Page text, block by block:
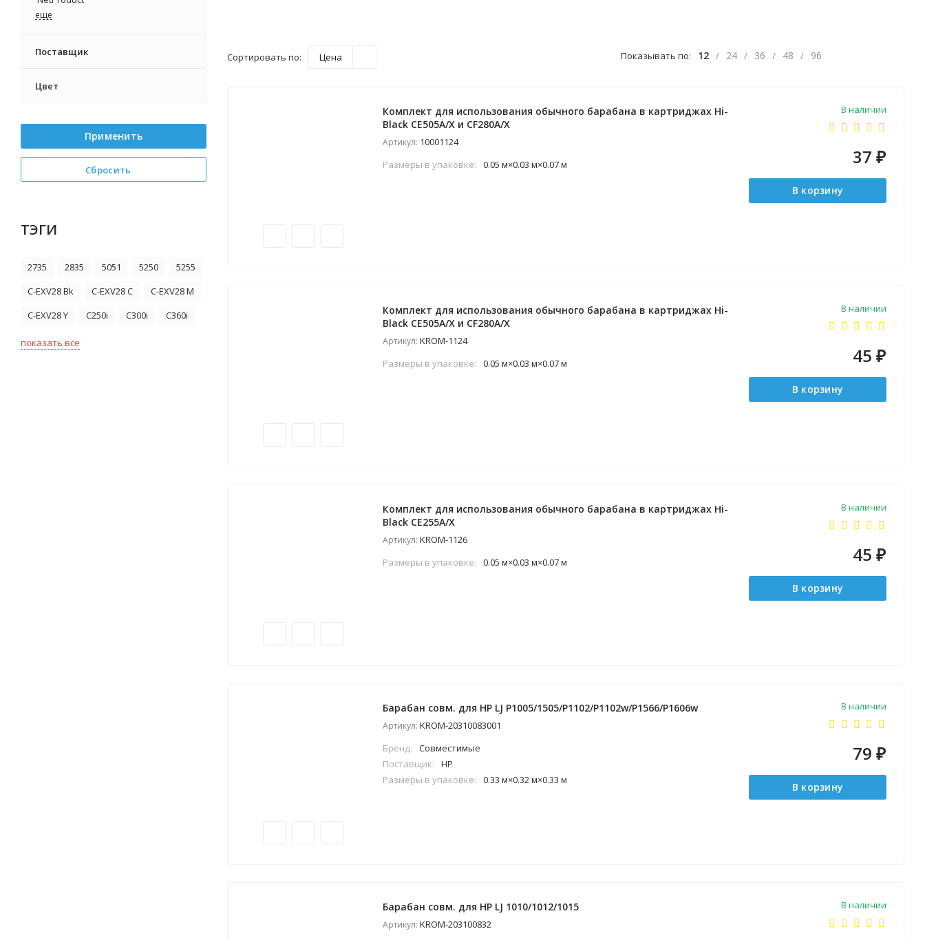
eще
Поставщик
Цвет
Применить
Сбросить
ТЭГИ
2735 2835 5051 5250
5255
C-EXV28 Bk
C-EXV28 C
C-EXV28 M
C-EXV28 Y
C250i C300i C360i
показать все
Сортировать по: Цена Показывать по: 12 / 24 / 36 / 48 / 96
Комплект для использования обычного барабана в картриджах Hi-
Black CE505A/X и CF280A/X
Артикул: 10001124
Размеры в упаковке:
0.05 м×0.03 м×0.07 м
В наличии
37 ₽
В корзину
Комплект для использования обычного барабана в картриджах Hi-
Black CE505A/X и CF280A/X
Артикул: KROM-1124
Размеры в упаковке:
0.05 м×0.03 м×0.07 м
В наличии
45 ₽
В корзину
Комплект для использования обычного барабана в картриджах Hi-
Black CE255A/X
Артикул: KROM-1126
Размеры в упаковке:
0.05 м×0.03 м×0.07 м
В наличии
45 ₽
В корзину
Барабан совм. для HP LJ P1005/1505/P1102/P1102w/P1566/P1606w
Артикул: KROM-20310083001
Бренд:
Совместимые
Поставщик:
HP
Размеры в упаковке:
0.33 м×0.32 м×0.33 м
В наличии
79 ₽
В корзину
Барабан совм. для HP LJ 1010/1012/1015
Артикул: KROM-203100832
В наличии